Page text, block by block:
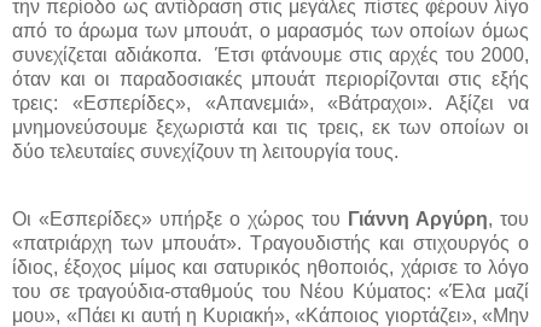
την περίοδο ως αντίδραση στις μεγάλες πίστες φέρουν λίγο
από το άρωμα των μπουάτ, ο μαρασμός των οποίων όμως
συνεχίζεται αδιάκοπα.
Έτσι φτάνουμε στις αρχές του 2000,
όταν και οι παραδοσιακές μπουάτ περιορίζονται στις εξής
τρεις: «Εσπερίδες», «Απανεμιά», «Βάτραχοι». Αξίζει να
μνημονεύσουμε ξεχωριστά και τις τρεις, εκ των οποίων οι
δύο τελευταίες συνεχίζουν τη λειτουργία τους.
Οι «Εσπερίδες» υπήρξε ο χώρος του Γιάννη Αργύρη, του
«πατριάρχη των μπουάτ». Τραγουδιστής και στιχουργός ο
ίδιος, έξοχος μίμος και σατυρικός ηθοποιός, χάρισε το λόγο
του σε τραγούδια-σταθμούς του Νέου Κύματος: «Έλα μαζί
μου», «Πάει κι αυτή η Κυριακή», «Κάποιος γιορτάζει», «Μην